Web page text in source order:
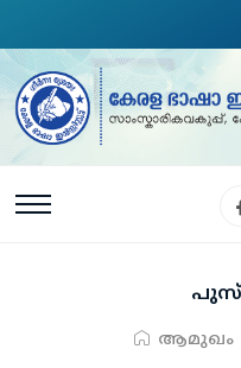
ആമുഖം